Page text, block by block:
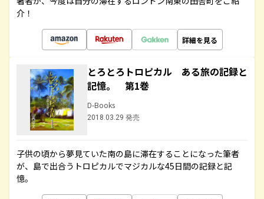
介！
詳細を見る
とろとろトロピカル ある旅の記録と
記憶。 第1巻
D-Books
2018.03.29 発売
子供の頃から夢見ていた南の島に滞在することになった筆者
が、島で出合うトロピカルでマジカルな45日間の記録と記
憶。